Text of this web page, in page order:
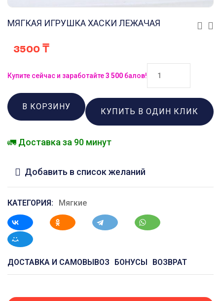
МЯГКАЯ ИГРУШКА ХАСКИ ЛЕЖАЧАЯ
3500₸
Купите сейчас и заработайте3 500 балов!
В КОРЗИНУ
КУПИТЬ В ОДИН КЛИК
🚛 Доставка за 90 минут
Добавить в список желаний
КАТЕГОРИЯ: Мягкие
ДОСТАВКА И САМОВЫВОЗ БОНУСЫ ВОЗВРАТ